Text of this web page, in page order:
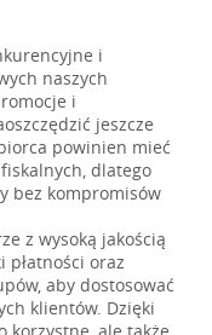
i
naszych
i
jeszcze
powinien mieć
dlatego
bez kompromisów
z wysoką jakością
płatności oraz
aby dostosować
klientów. Dzięki